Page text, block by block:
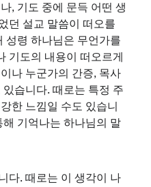
, 기도 중에 문득 어떤 생
던 설교 말씀이 떠오를
성령 하나님은 무언가를
기도의 내용이 떠오르게
나 누군가의 간증, 목사
습니다. 때로는 특정 주
한 느낌일 수도 있습니
기억나는 하나님의 말
다. 때로는 이 생각이 나